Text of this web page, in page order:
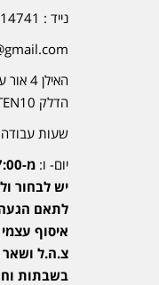
נייד : 052-3214741
הדלק TEN10. כניסה 4. קומה 1
שעות עבודה
יום- ו: מ-07:00 עד-15:00
יש לבחור
לתאם הגעה
איסוף
צ.ה.ל ושאר
בשבתות